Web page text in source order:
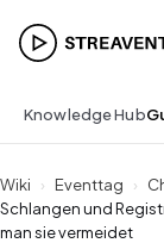
Knowledge Hub
Wiki › Eventtag ›
Schlangen und
man sie vermeidet